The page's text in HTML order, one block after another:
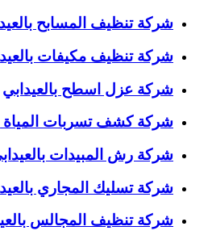
شركة تنظيف المسابح
شركة تنظيف مكيفات
شركة عزل اسطح بالعيدابي
شركة كشف تسربات المياة
شركة رش المبيدات
شركة تسليك المجاري
شركة تنظيف المجالس